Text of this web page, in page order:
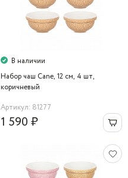
В наличии
Набор чаш Cane, 12 см, 4 шт,
коричневый
Артикул: 81277
1 590 ₽